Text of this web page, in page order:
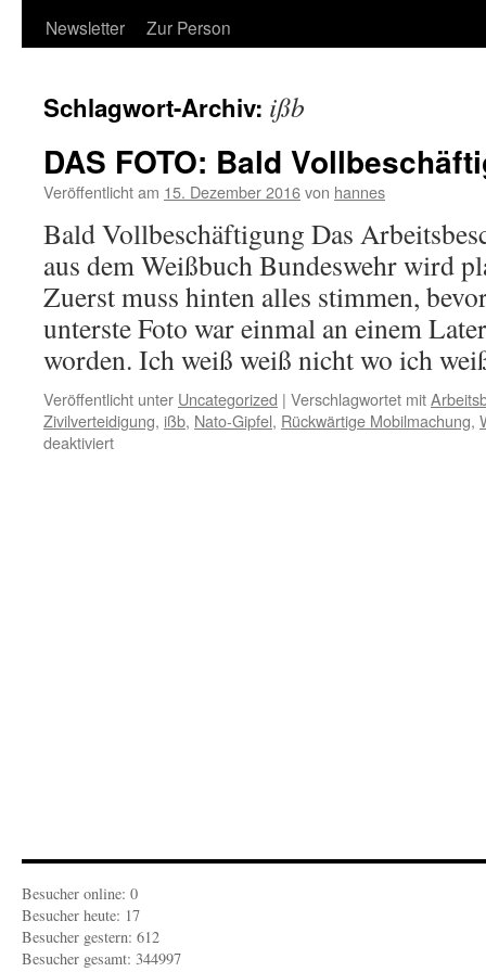
Newsletter
Zur Person
Schlagwort-Archiv: ißb
DAS FOTO: Bald
Veröffentlicht am 15. Dezember 2016von hannes
Bald Vollbeschäftigung Das
aus dem Weißbuch Bundeswehr wird
Zuerst muss hinten alles stimmen,
unterste Foto war einmal an einem
worden. Ich weiß weiß nicht wo ich
Veröffentlicht unter Uncategorized | Verschlagwortet mit
Zivilverteidigung, ißb, Nato-Gipfel, Rückwärtige Mobilmachung,
deaktiviertfür
Besucher online: 0
Besucher heute: 17
Besucher gestern: 612
Besucher gesamt: 344997